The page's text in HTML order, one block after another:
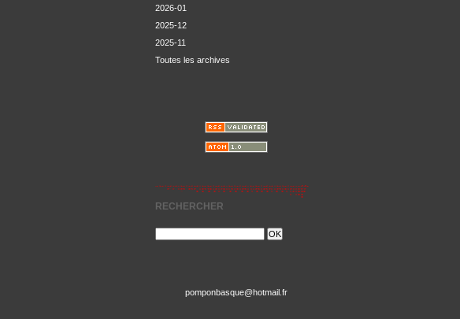
2026-01
2025-12
2025-11
Toutes les archives
RECHERCHER
pomponbasque@hotmail.fr